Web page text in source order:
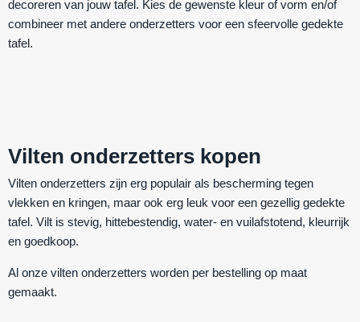
decoreren van jouw tafel. Kies de gewenste kleur of vorm en/of
combineer met andere onderzetters voor een sfeervolle gedekte
tafel.
Vilten onderzetters kopen
Vilten onderzetters zijn erg populair als bescherming tegen
vlekken en kringen, maar ook erg leuk voor een gezellig gedekte
tafel. Vilt is stevig, hittebestendig, water- en vuilafstotend, kleurrijk
en goedkoop.
Al onze vilten onderzetters worden per bestelling op maat
gemaakt.